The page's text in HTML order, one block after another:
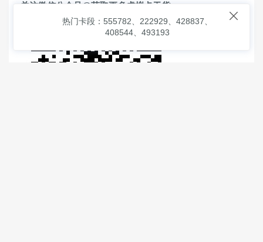
关注微信公众号@获取更多虚拟卡干货

热门卡段：555782、222929、428837、
408544、493193